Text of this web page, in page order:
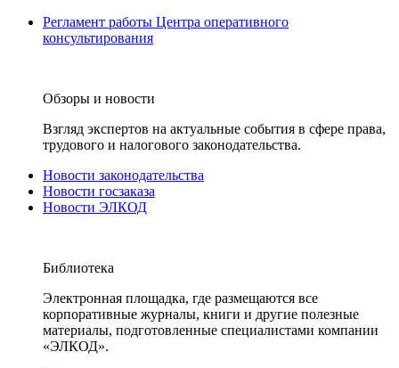
Регламент работы Центра оперативного
консультирования
Обзоры и новости
Взгляд экспертов на актуальные события в сфере права,
трудового и налогового законодательства.
Новости законодательства
Новости госзаказа
Новости ЭЛКОД
Библиотека
Электронная площадка, где размещаются все
корпоративные журналы, книги и другие полезные
материалы, подготовленные специалистами компании
«ЭЛКОД».